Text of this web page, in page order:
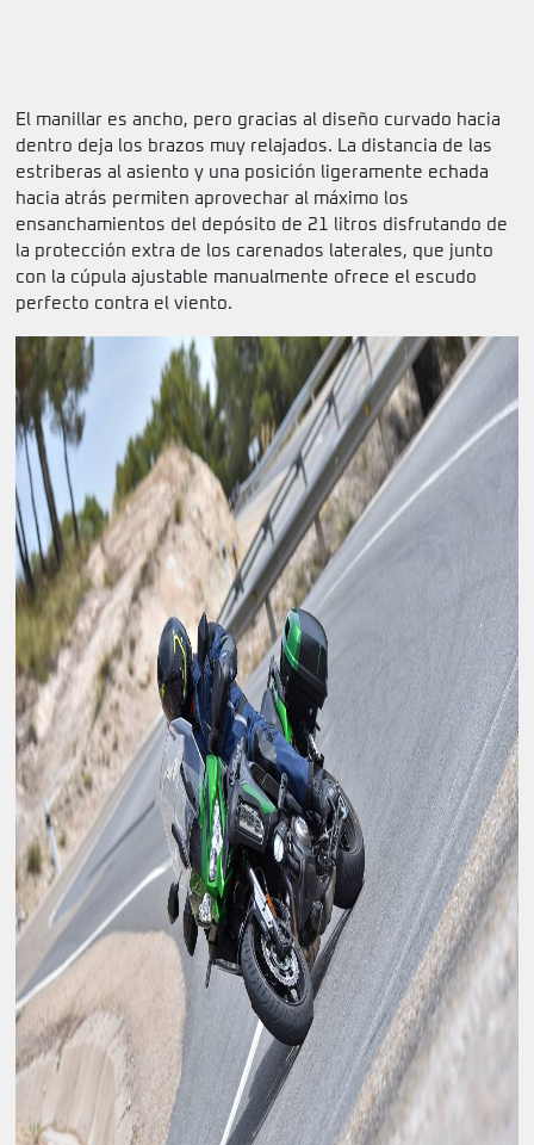
El manillar es ancho, pero gracias al diseño curvado hacia
dentro deja los brazos muy relajados. La distancia de las
estriberas al asiento y una posición ligeramente echada
hacia atrás permiten aprovechar al máximo los
ensanchamientos del depósito de 21 litros disfrutando de
la protección extra de los carenados laterales, que junto
con la cúpula ajustable manualmente ofrece el escudo
perfecto contra el viento.